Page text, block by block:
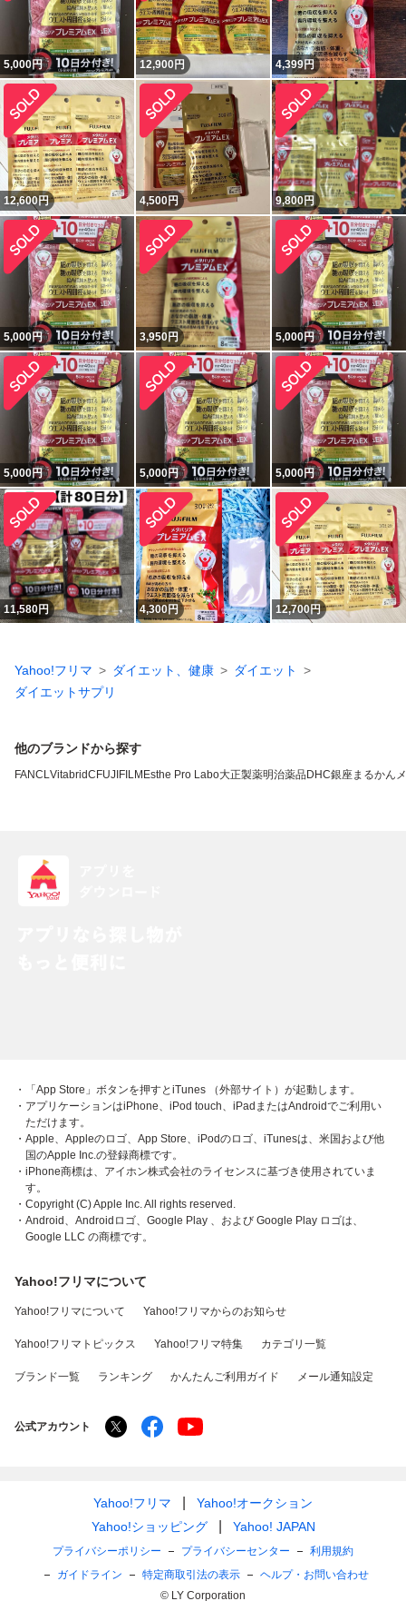
5,000円 12,900円 4,399円
12,600円 4,500円 9,800円
5,000円 3,950円 5,000円
5,000円 5,000円 5,000円
11,580円 4,300円 12,700円
Yahoo!フリマ ダイエット、健康
ダイエット
ダイエットサプリ
他のブランドから探す
FANCLVitabridC FUJIFILM Esthe Pro Labo大正製薬明治薬品DHC銀座まるかん
・「App Store」ボタンを押すとiTunes （外部サイト）が起動します。
・アプリケーションはiPhone、iPod touch、iPadまたはAndroidでご利用い
ただけます。
・Apple、Appleのロゴ、App Store、iPodのロゴ、iTunesは、米国および他
国のApple Inc.の登録商標です。
・iPhone商標は、アイホン株式会社のライセンスに基づき使用されていま
す。
・Copyright (C) Apple Inc. All rights reserved.
・Android、Androidロゴ、Google Play 、および Google Play ロゴは、
Google LLC の商標です。
Yahoo!フリマについて
Yahoo!フリマについて Yahoo!フリマからのお知らせ
Yahoo!フリマトピックス Yahoo!フリマ特集 カテゴリ一覧
ブランド一覧 ランキング かんたんご利用ガイド メール通知設定
公式アカウント
Yahoo!フリマ
Yahoo!オークション
Yahoo!ショッピング
Yahoo! JAPAN
プライバシーポリシー プライバシーセンター
利用規約
ガイドライン
特定商取引法の表示
ヘルプ・お問い合わせ
© LY Corporation